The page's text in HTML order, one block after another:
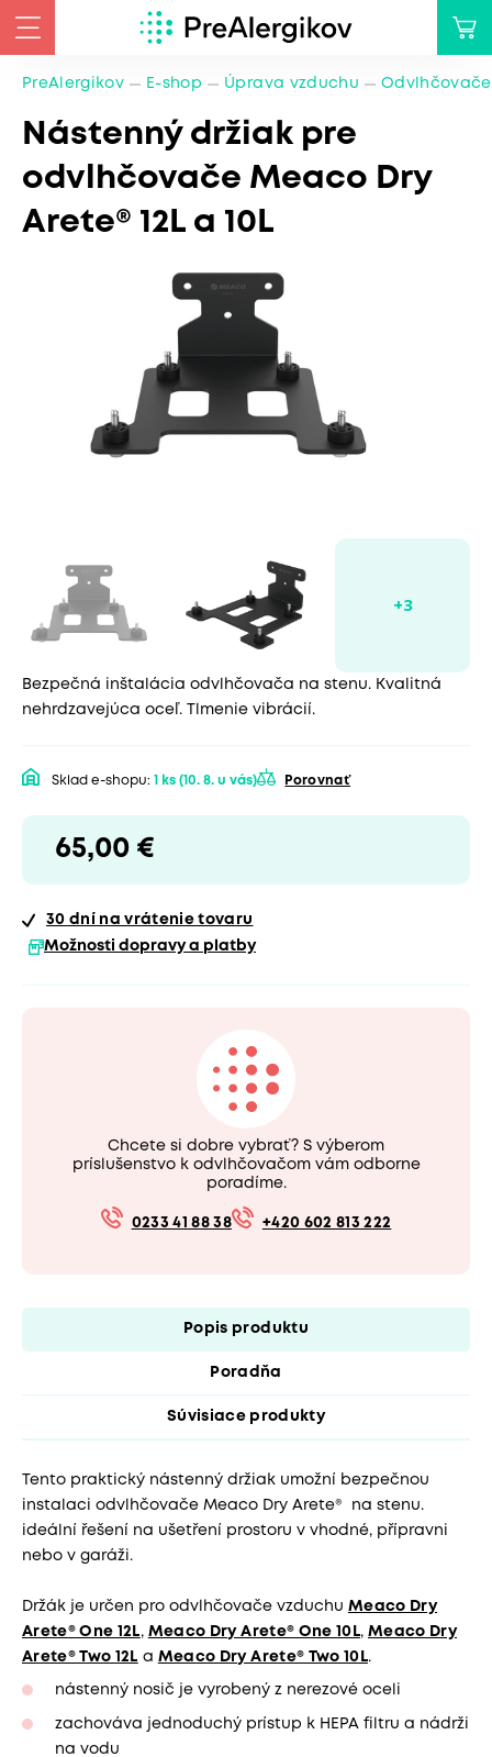
PreAlergikov E-shop Úprava vzduchu
Nástenný držiak pre
odvlhčovače Meaco Dry
Arete® 12L a 10L
Bezpečná inštalácia odvlhčovača na stenu. Kvalitná
nehrdzavejúca oceľ. Tlmenie vibrácií.
Sklad e-shopu: 1 ks (10. 8. u vás) Porovnať
65,00 €
30 dní na vrátenie tovaru
Možnosti dopravy a platby
Chcete si dobre vybrať? S výberom
príslušenstvo k odvlhčovačom vám odborne
poradíme.
0233 41 88 38 +420 602 813 222
Popis produktu
Poradňa
Súvisiace produkty
Tento praktický nástenný držiak umožní bezpečnou
instalaci odvlhčovače Meaco Dry Arete® na stenu.
ideální řešení na ušetření prostoru v vhodné, přípravni
nebo v garáži.
Držák je určen pro odvlhčovače vzduchu Meaco Dry
Arete® One 12L, Meaco Dry Arete® One 10L, Meaco Dry
Arete® Two 12L a Meaco Dry Arete® Two 10L.
nástenný nosič je vyrobený z nerezové oceli
zachováva jednoduchý prístup k HEPA filtru a nádrži
na vodu